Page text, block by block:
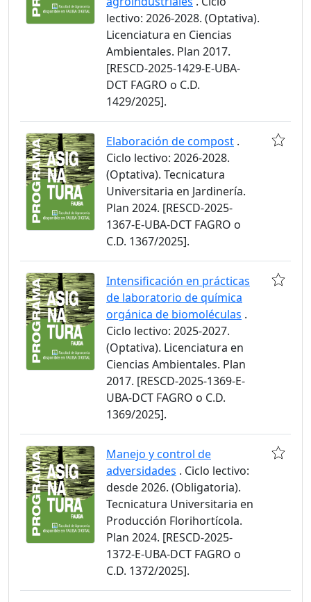
lectivo: 2026-2028. (Optativa).
Licenciatura en Ciencias
Ambientales. Plan 2017.
[RESCD-2025-1429-E-UBA-
DCT FAGRO o C.D.
1429/2025].
Elaboración de compost .
Ciclo lectivo: 2026-2028.
(Optativa). Tecnicatura
Universitaria en Jardinería.
Plan 2024. [RESCD-2025-
1367-E-UBA-DCT FAGRO o
C.D. 1367/2025].
Intensificación en prácticas
de laboratorio de química
orgánica de biomoléculas .
Ciclo lectivo: 2025-2027.
(Optativa). Licenciatura en
Ciencias Ambientales. Plan
2017. [RESCD-2025-1369-E-
UBA-DCT FAGRO o C.D.
1369/2025].
Manejo y control de
adversidades . Ciclo lectivo:
desde 2026. (Obligatoria).
Tecnicatura Universitaria en
Producción Florihortícola.
Plan 2024. [RESCD-2025-
1372-E-UBA-DCT FAGRO o
C.D. 1372/2025].